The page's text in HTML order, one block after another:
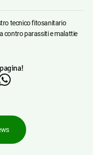
tecnico fitosanitario
contro parassiti e malattie